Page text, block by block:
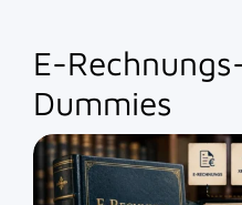
E-
Dummies